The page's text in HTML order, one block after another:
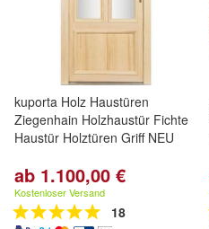
kuporta Holz Haustüren
Ziegenhain Holzhaustür Fichte
Haustür Holztüren Griff NEU
ab 1.100,00 €
Kostenloser Versand
18